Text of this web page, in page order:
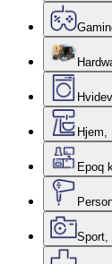
Hjem,
Epoq
Sport,